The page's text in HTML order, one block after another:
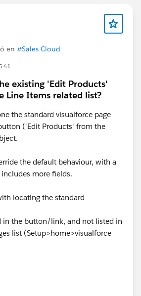
en #Sales Cloud
existing 'Edit Products'
Line Items related list?
the standard visualforce page
('Edit Products' from the
the default behaviour, with a
more fields.
locating the standard
in the button/link, and not listed in
list (Setup>home>visualforce